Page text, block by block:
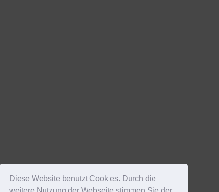
Diese Website benutzt Cookies. Durch die
weitere Nutzung der Webseite stimmen Sie der